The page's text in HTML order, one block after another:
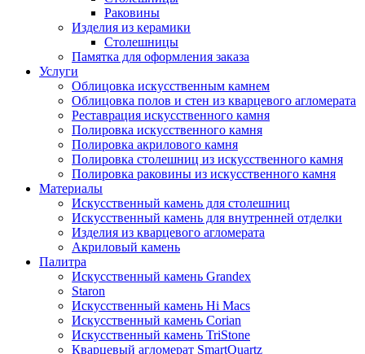
Раковины
Изделия из керамики
Столешницы
Памятка для оформления заказа
Услуги
Облицовка искусственным камнем
Облицовка полов и стен из кварцевого агломерата
Реставрация искусственного камня
Полировка искусственного камня
Полировка акрилового камня
Полировка столешниц из искусственного камня
Полировка раковины из искусственного камня
Материалы
Искусственный камень для столешниц
Искусственный камень для внутренней отделки
Изделия из кварцевого агломерата
Акриловый камень
Палитра
Искусственный камень Grandex
Staron
Искусственный камень Hi Macs
Искусственный камень Corian
Искусственный камень TriStone
Кварцевый агломерат SmartQuartz